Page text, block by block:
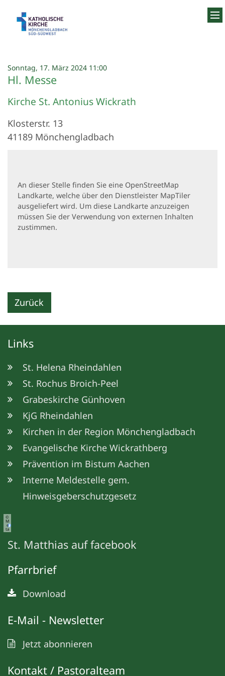
Sonntag, 17. März 2024 11:00:
Hl. Messe
Kirche St. Antonius Wickrath
Klosterstr. 13
41189 Mönchengladbach
An dieser Stelle finden Sie eine OpenStreetMap
Landkarte, welche über den Dienstleister MapTiler
ausgeliefert wird. Um diese Landkarte anzuzeigen
müssen Sie der Verwendung von externen Inhalten
zustimmen.
Zurück
Links
St. Helena Rheindahlen
St. Rochus Broich-Peel
Grabeskirche Günhoven
KjG Rheindahlen
Kirchen in der Region Mönchengladbach
Evangelische Kirche Wickrathberg
Prävention im Bistum Aachen
Interne Meldestelle gem.
Hinweisgeberschutzgesetz
©
M
e
ta
St. Matthias auf facebook
Pfarrbrief
Download
E-Mail - Newsletter
Jetzt abonnieren
Kontakt / Pastoralteam